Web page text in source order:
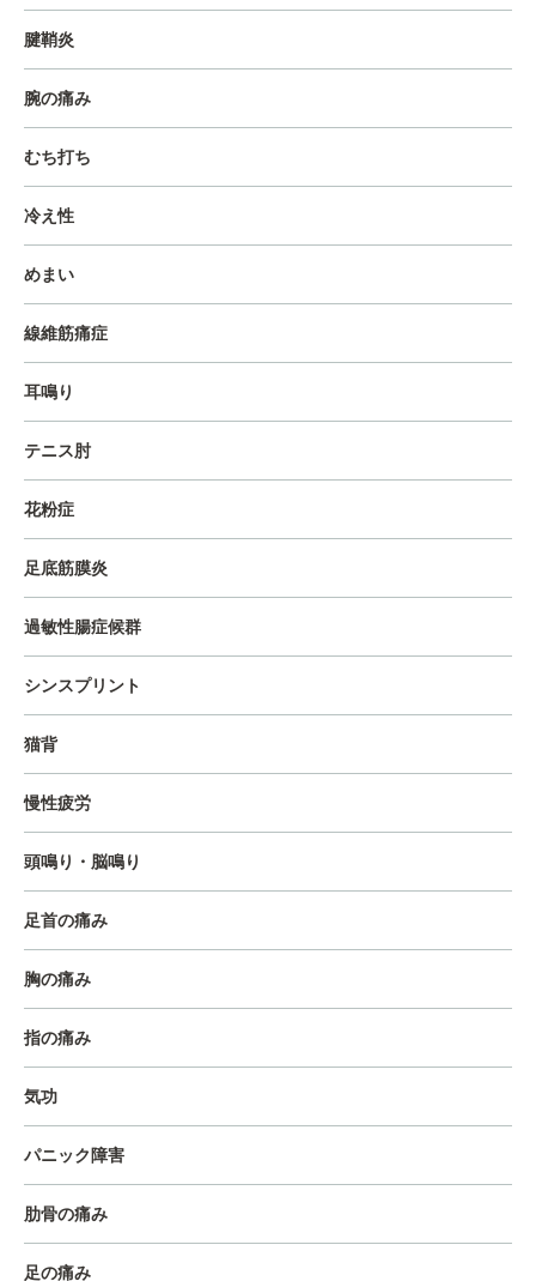
腱鞘炎
腕の痛み
むち打ち
冷え性
めまい
線維筋痛症
耳鳴り
テニス肘
花粉症
足底筋膜炎
過敏性腸症候群
シンスプリント
猫背
慢性疲労
頭鳴り・脳鳴り
足首の痛み
胸の痛み
指の痛み
気功
パニック障害
肋骨の痛み
足の痛み